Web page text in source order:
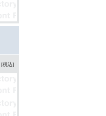
[税込]